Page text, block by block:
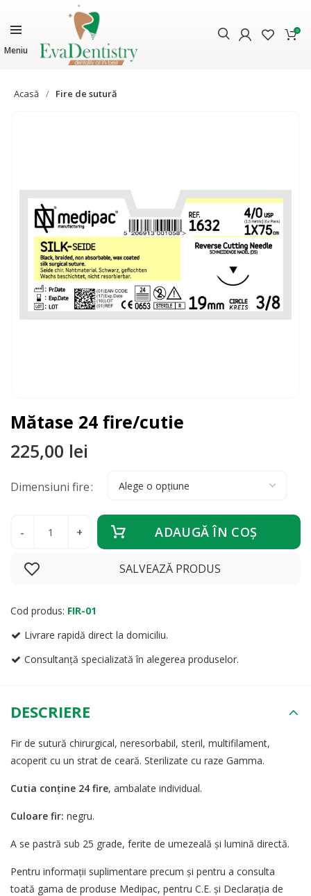
Meniu
0
Acasă Fire de sutură
​Mătase 24 fire/cutie
225,00 lei
Dimensiuni fire
ADAUGĂ ÎN COŞ
SALVEAZĂ PRODUS
Cod produs: FIR-01
Livrare rapidă direct la domiciliu.
Consultanță specializată în alegerea produselor.
DESCRIERE
​Fir de sutură chirurgical, neresorbabil, steril, multifilament,
acoperit cu un strat de ceară. Sterilizate cu raze Gamma.
Cutia conține 24 fire, ambalate individual.
Culoare fir: negru.
A se pastră sub 25 grade, ferite de umezeală și lumină directă.
Pentru informații suplimentare precum și pentru a consulta
toată gama de produse Medipac, pentru C.E. și Declaraţia de